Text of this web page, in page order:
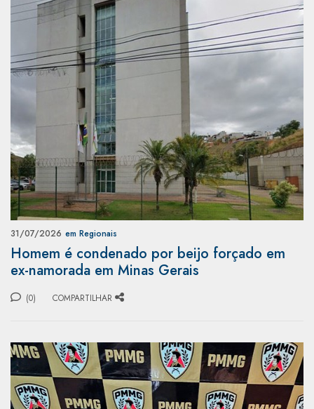
31/07/2026 em Regionais
Homem é condenado por beijo forçado em
ex-namorada em Minas Gerais
(0) COMPARTILHAR